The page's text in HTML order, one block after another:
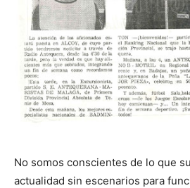
No somos conscientes de lo que
actualidad sin escenarios para